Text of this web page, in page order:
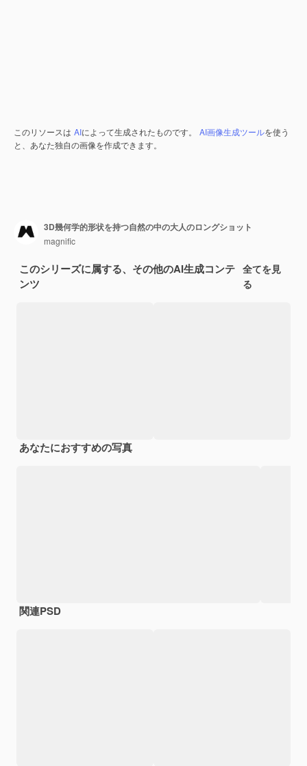
このリソースは AIによって生成されたものです。 AI画像生成ツールを使う
と、あなた独自の画像を作成できます。
3D幾何学的形状を持つ自然の中の大人のロングショット
magnific
このシリーズに属する、その他のAI生成コンテ
ンツ
全てを見
る
あなたにおすすめの写真
関連PSD